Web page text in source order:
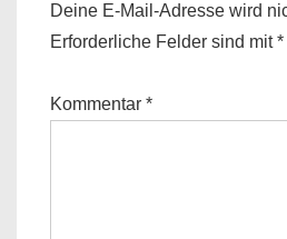
Deine E-Mail-Adresse wird
Erforderliche Felder sind mit*
Kommentar *